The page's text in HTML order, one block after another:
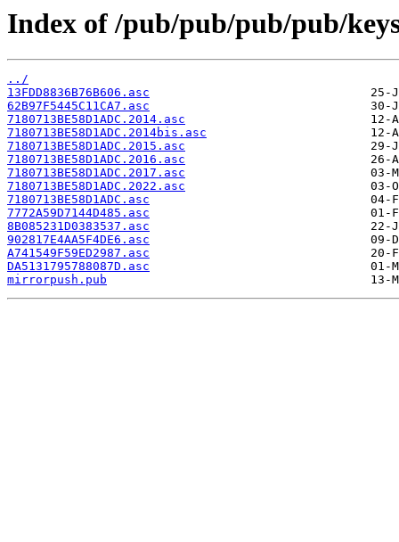
Index of /pub/pub/pub/pub/
../
13FDD8836B76B606.asc
62B97F5445C11CA7.asc
7180713BE58D1ADC.2014.asc
7180713BE58D1ADC.2014bis.asc
7180713BE58D1ADC.2015.asc
7180713BE58D1ADC.2016.asc
7180713BE58D1ADC.2017.asc
7180713BE58D1ADC.2022.asc
7180713BE58D1ADC.asc
7772A59D7144D485.asc
8B085231D0383537.asc
902817E4AA5F4DE6.asc
A741549F59ED2987.asc
DA5131795788087D.asc
mirrorpush.pub